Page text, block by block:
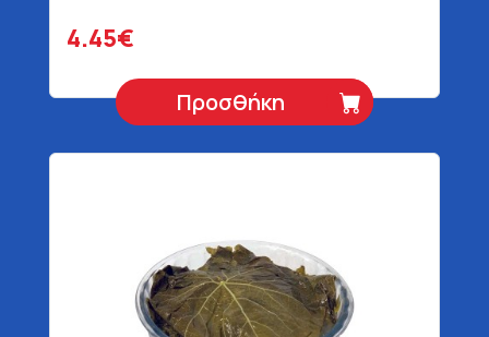
4.45€
Προσθήκη